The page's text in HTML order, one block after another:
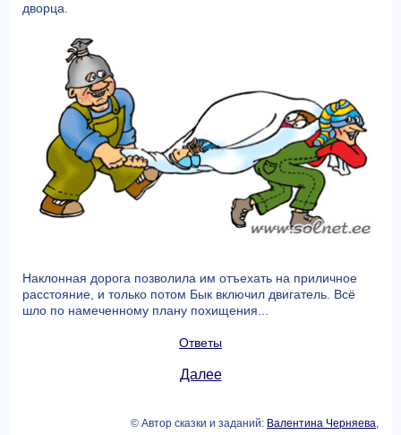
дворца.
Наклонная дорога позволила им отъехать на приличное
расстояние, и только потом Бык включил двигатель. Всё
шло по намеченному плану похищения...
Ответы
Далее
© Автор сказки и заданий: Валентина Черняева,